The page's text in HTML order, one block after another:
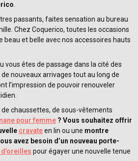
.
passants, faites sensation au bureau
Chez Coquerico, toutes les occasions
beau et belle avec nos accessoires hauts
vous êtes de passage dans la cité des
nouveaux arrivages tout au long de
l’impression de pouvoir renouveler
chaussettes, de sous-vêtements
pour femme ? Vous souhaitez offrir
cravateen lin ou une montre
avez besoin d’un nouveau porte-
pour égayer une nouvelle tenue